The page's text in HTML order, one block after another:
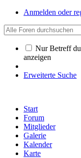
Anmelden oder
Nur Betreff
anzeigen
Erweiterte Suche
Start
Forum
Mitglieder
Galerie
Kalender
Karte